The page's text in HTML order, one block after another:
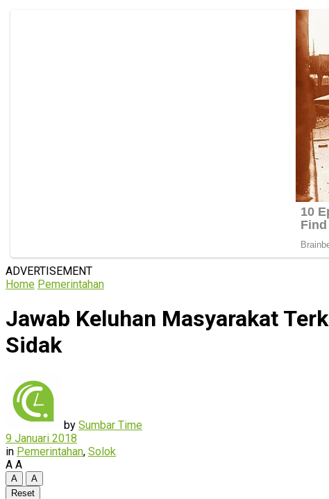
ADVERTISEMENT
Home Pemerintahan
Jawab Keluhan Masyarakat
Sidak
by Sumbar Time
9 Januari 2018
in Pemerintahan, Solok
A A
A
A
Reset